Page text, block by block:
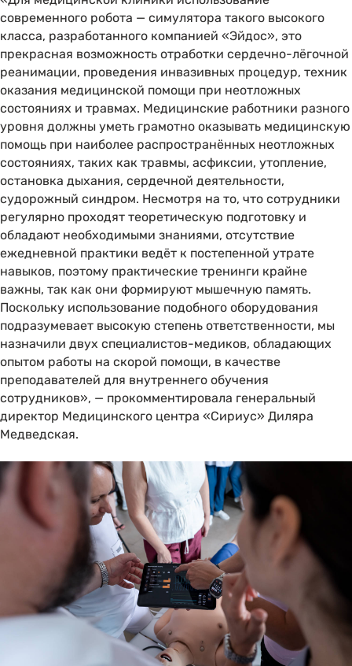
современного робота — симулятора такого высокого
класса, разработанного компанией «Эйдос», это
прекрасная возможность отработки сердечно-лёгочной
реанимации, проведения инвазивных процедур, техник
оказания медицинской помощи при неотложных
состояниях и травмах. Медицинские работники разного
уровня должны уметь грамотно оказывать медицинскую
помощь при наиболее распространённых неотложных
состояниях, таких как травмы, асфиксии, утопление,
остановка дыхания, сердечной деятельности,
судорожный синдром. Несмотря на то, что сотрудники
регулярно проходят теоретическую подготовку и
обладают необходимыми знаниями, отсутствие
ежедневной практики ведёт к постепенной утрате
навыков, поэтому практические тренинги крайне
важны, так как они формируют мышечную память.
Поскольку использование подобного оборудования
подразумевает высокую степень ответственности, мы
назначили двух специалистов-медиков, обладающих
опытом работы на скорой помощи, в качестве
преподавателей для внутреннего обучения
сотрудников», — прокомментировала генеральный
директор Медицинского центра «Сириус» Диляра
Медведская.